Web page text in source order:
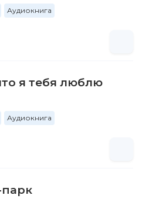
Аудиокнига
я тебя люблю
Аудиокнига